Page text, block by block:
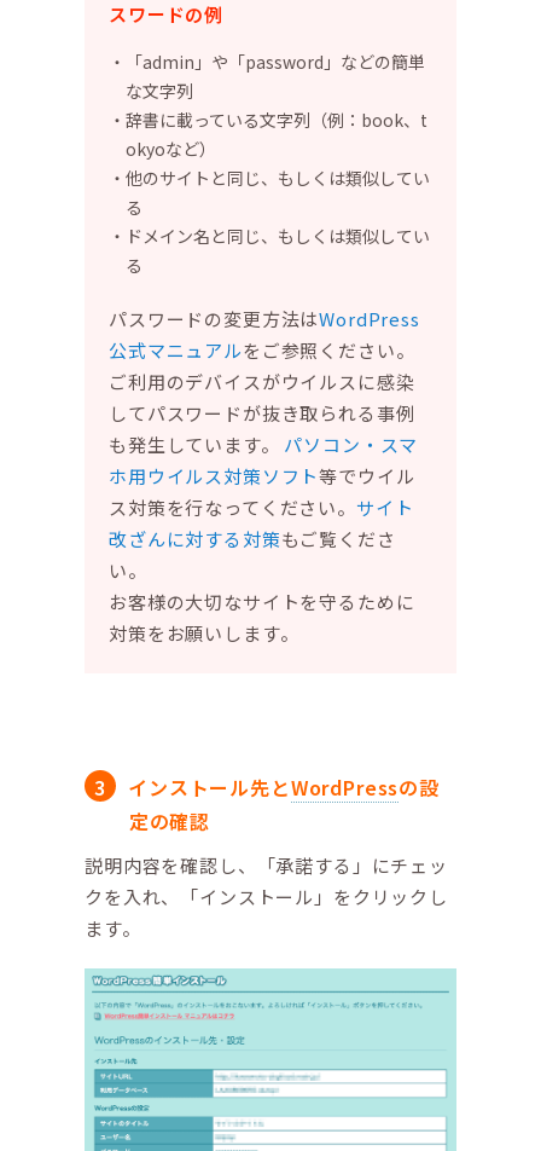
スワードの例
「admin」や「password」などの簡単
な文字列
辞書に載っている文字列（例：book、t
okyoなど）
他のサイトと同じ、もしくは類似してい
る
ドメイン名と同じ、もしくは類似してい
る
パスワードの変更方法はWordPress
公式マニュアルをご参照ください。
ご利用のデバイスがウイルスに感染
してパスワードが抜き取られる事例
も発生しています。 パソコン・スマ
ホ用ウイルス対策ソフト等でウイル
ス対策を行なってください。 サイト
改ざんに対する対策もご覧くださ
い。
お客様の大切なサイトを守るために
対策をお願いします。
インストール先とWordPressの設
定の確認
説明内容を確認し、「承諾する」にチェッ
クを入れ、「インストール」をクリックし
ます。